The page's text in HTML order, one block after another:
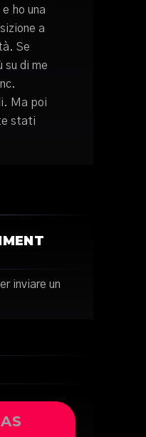
ho una
a
Se
su di me
Ma poi
stati
inviare un